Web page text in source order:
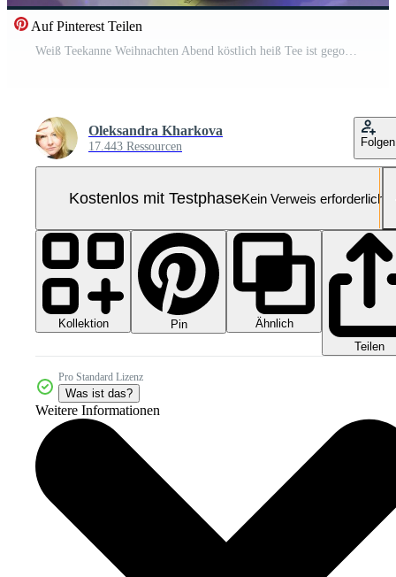
Auf Pinterest Teilen
Weiß Teekanne Weihnachten Abend köstlich heiß Tee ist gegossen Weiß Tabelle Servietten sind sichtbar Stadt Beleuchtung draußen Fenster Cafeteria Restaurant Freizeit weiblich Hände mit Ringe Teelöffel Weiß Geschirr Pro Video
Oleksandra Kharkova
17.443 Ressourcen Folgen
Kostenlos mit TestphaseKein Verweis erforderlich
Kollektion Pin
Ähnlich
Teilen
Pro Standard Lizenz
Was ist das?
Weitere Informationen